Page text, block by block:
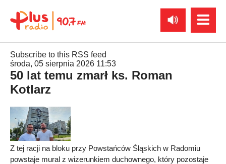
Subscribe to this RSS feed
środa, 05 sierpnia 2026 11:53
50 lat temu zmarł ks. Roman
Kotlarz
Z tej racji na bloku przy Powstańców Śląskich w Radomiu
powstaje mural z wizerunkiem duchownego, który pozostaje